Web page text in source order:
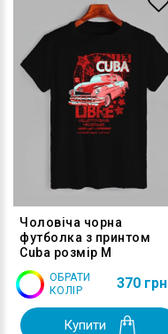
Чоловіча чорна
футболка з принтом
Cuba розмір M
ОБРАТИ
КОЛІР
370 грн
Купити